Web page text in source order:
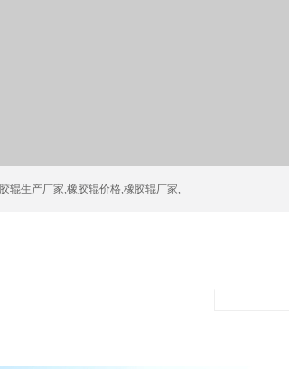
胶辊生产厂家,橡胶辊价格,橡胶辊厂家,